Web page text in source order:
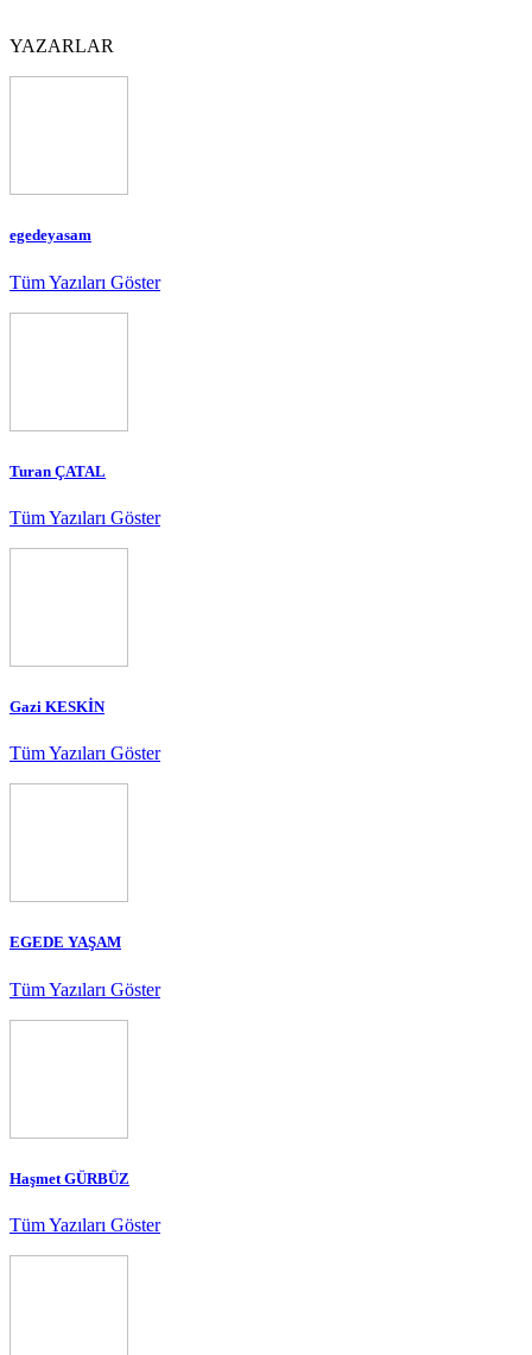
YAZARLAR
egedeyasam
Tüm Yazıları Göster
Turan ÇATAL
Tüm Yazıları Göster
Gazi KESKİN
Tüm Yazıları Göster
EGEDE YAŞAM
Tüm Yazıları Göster
Haşmet GÜRBÜZ
Tüm Yazıları Göster